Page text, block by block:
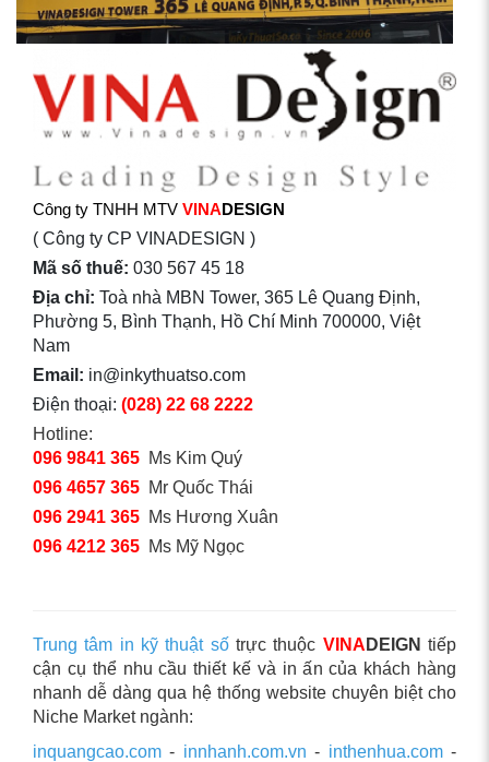
Công ty TNHH MTV VINADESIGN
( Công ty CP VINADESIGN )
Mã số thuế: 030 567 45 18
Địa chỉ: Toà nhà MBN Tower, 365 Lê Quang Định,
Phường 5, Bình Thạnh, Hồ Chí Minh 700000, Việt
Nam
Email: in@inkythuatso.com
Điện thoại: (028) 22 68 2222
Hotline:
096 9841 365 Ms Kim Quý
096 4657 365 Mr Quốc Thái
096 2941 365 Ms Hương Xuân
096 4212 365 Ms Mỹ Ngọc
Trung tâm in kỹ thuật sốtrực thuộc VINA DEIGN tiếp
cận cụ thể nhu cầu thiết kế và in ấn của khách hàng
nhanh dễ dàng qua hệ thống website chuyên biệt cho
Niche Market ngành:
inquangcao.com - innhanh.com.vn - inthenhua.com-